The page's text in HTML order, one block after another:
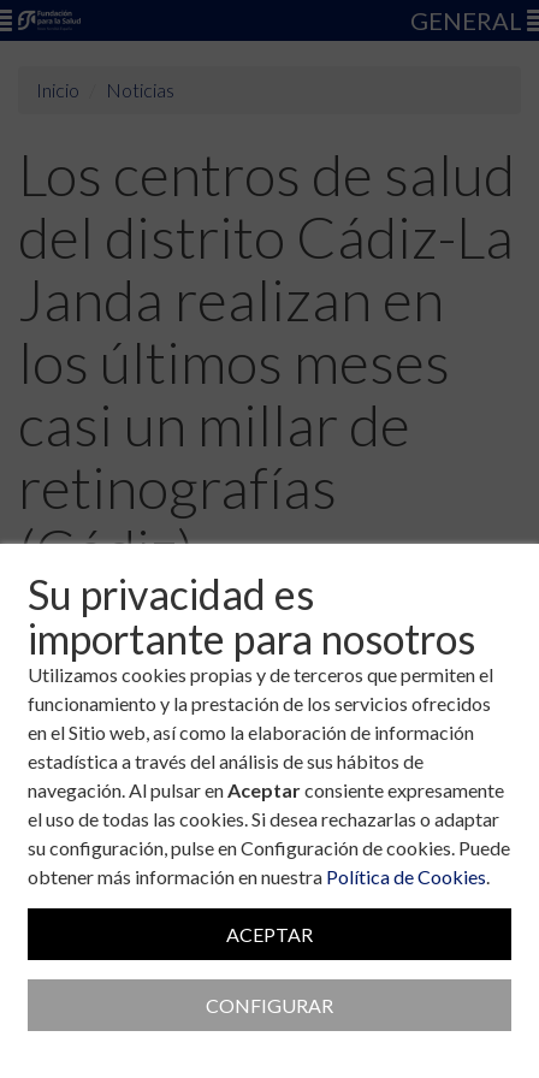
Su privacidad es
importante para nosotros
Utilizamos cookies propias y de terceros que permiten el
funcionamiento y la prestación de los servicios ofrecidos
en el Sitio web, así como la elaboración de información
estadística a través del análisis de sus hábitos de
navegación. Al pulsar enAceptarconsiente expresamente
el uso de todas las cookies. Si desea rechazarlas o adaptar
su configuración, pulse en Configuración de cookies. Puede
obtener más información en nuestra Política de Cookies.
ACEPTAR
CONFIGURAR
GENERAL
Inicio Noticias
Los centros de salud
del distrito Cádiz-La
Janda realizan en
los últimos meses
casi un millar de
retinografías
(Cádiz)
21 de diciembre, 2005
Descargar fichero de la noticia completa (formato
pdf)